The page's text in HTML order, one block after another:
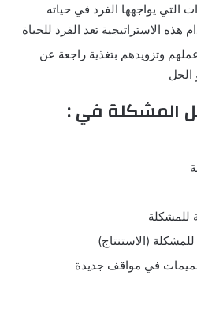
التي يواجهها الفرد في حياته
هذه الاستراتيجية تعد الفرد للحياة
وتزويدهم بتغذية راجعة عن
الحل
المشكلة في :
للمشكلة
(الاستنتاج)
في مواقف جديدة